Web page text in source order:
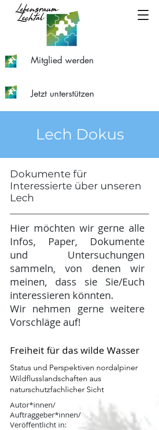
Mitglied werden
Jetzt unterstützen
Lech Dokus
Dokumente für
Interessierte über unseren
Lech
Hier möchten wir gerne alle
Infos, Paper, Dokumente
und Untersuchungen
sammeln, von denen wir
meinen, dass sie Sie/Euch
interessieren könnten.
Wir nehmen gerne weitere
Vorschläge auf!
Freiheit für das wilde Wasser
Status und Perspektiven nordalpiner
Wildflusslandschaften aus
naturschutzfachlicher Sicht
Autor*innen/
Auftraggeber*innen/
Veröffentlicht in: